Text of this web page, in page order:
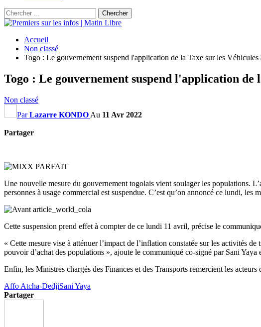
Accueil
Non classé
Togo : Le gouvernement suspend l'application de la Taxe sur les
Togo : Le gouvernement suspend l'application de
Non classé
ParLazarre KONDO Au 11 Avr 2022
Partager
Une nouvelle mesure du gouvernement togolais vient soulager les populations.
personnes à usage commercial est suspendue. C’est qu’on annoncé ce lundi,
Cette suspension prend effet à compter de ce lundi 11 avril, précise le
« Cette mesure vise à atténuer l’impact de l’inflation constatée sur les activités
pouvoir d’achat des populations », ajoute le communiqué co-signé par Sani
Enfin, les Ministres chargés des Finances et des Transports remercient les
Affo Atcha-DedjiSani Yaya
Partager